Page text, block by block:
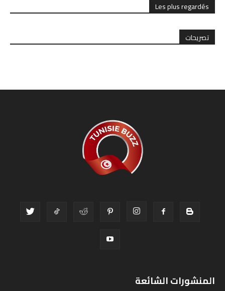
Les plus regardés
تصريحات
المنشورات الشائعة